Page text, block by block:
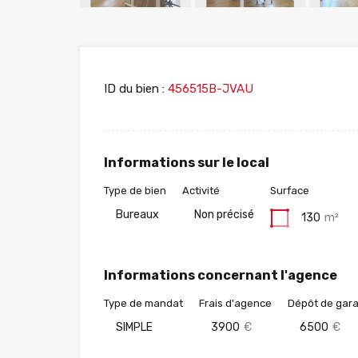
ID du bien : 456515B-JVAU
Informations sur le local
Type de bien
Bureaux
Activité
Non précisé
Surface
130 m²
Informations concernant l'agence
Type de mandat
SIMPLE
Frais d'agence
3900 €
Dépôt de
6500 €